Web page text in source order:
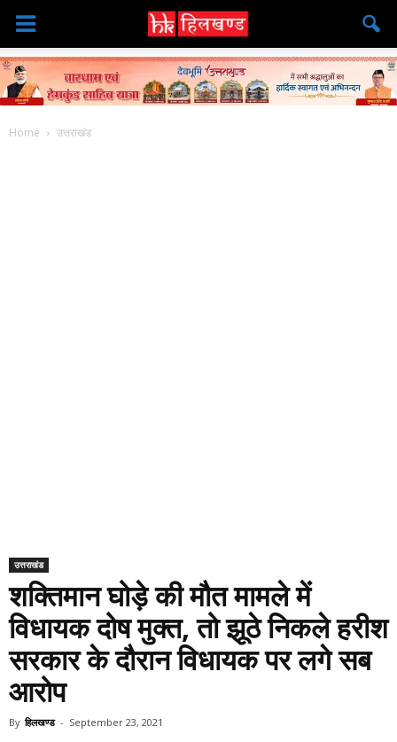
Home उत्तराखंड
उत्तराखंड
शक्तिमान घोड़े की मौत मामले में
विधायक दोष मुक्त, तो झूठे निकले हरीश
सरकार के दौरान विधायक पर लगे सब
आरोप
By हिलखण्ड - September 23, 2021